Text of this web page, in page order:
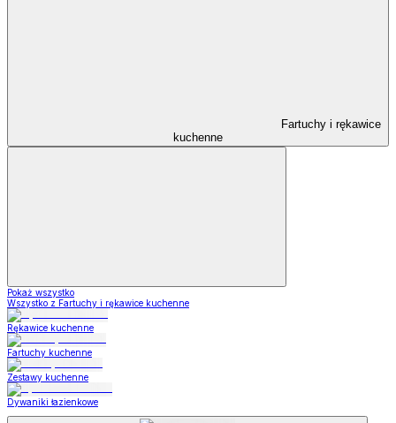
Fartuchy i rękawice
kuchenne
Pokaż wszystko
Wszystko z Fartuchy i rękawice kuchenne
Rękawice kuchenne
Fartuchy kuchenne
Zestawy kuchenne
Dywaniki łazienkowe